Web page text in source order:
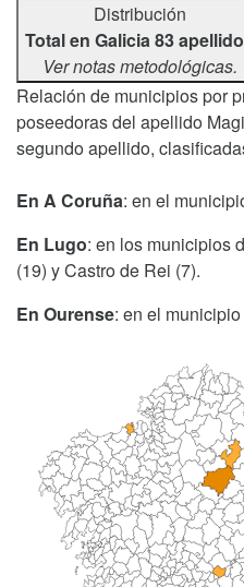
Distribución
Total en Galicia 83
Ver notas metodológicas.
Relación de municipios por
poseedoras del apellido
segundo apellido,
En A Coruña: en el
En Lugo: en los municipios
(19) y Castro de Rei (7).
En Ourense: en el